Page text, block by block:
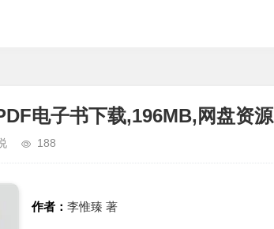
电子书下载,196MB,网盘资源
188
作者： 李惟臻 著